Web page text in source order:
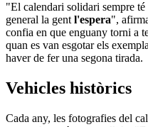
"El calendari solidari sempre té
general la gentl'espera",
confia en que enguany torni a
quan es van esgotar els
haver de fer una segona tirada.
Vehicles històrics
Cada any, les fotografies del